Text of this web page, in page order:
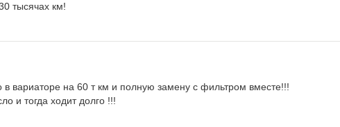
тысячах км!
вариаторе на 60 т км и полную замену с фильтром вместе!!!
и тогда ходит долго !!!